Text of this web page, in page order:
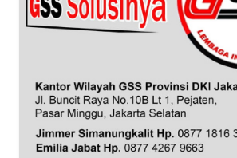
WN
PAPUA
BARAT